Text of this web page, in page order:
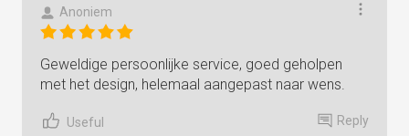
Anoniem
Geweldige persoonlijke service, goed geholpen
met het design, helemaal aangepast naar wens.
Useful Reply